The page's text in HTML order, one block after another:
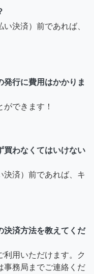
決済）前であれば、
行に費用はかかりま
できます！
買わなくてはいけない
決済）前であれば、キ
決済方法を教えてくだ
利用いただけます。ク
事務局までご連絡くだ